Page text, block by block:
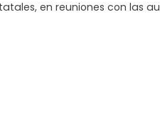
en reuniones con las